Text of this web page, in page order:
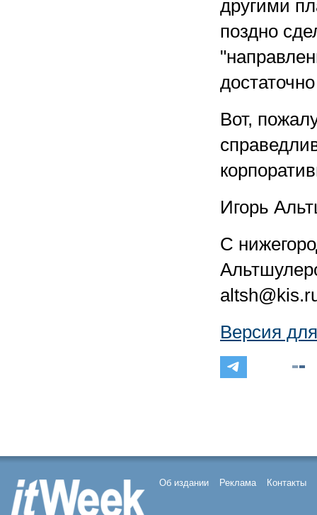
другими
поздно
Вот,
Игорь
С
Версия
Об издании Реклама Контакты